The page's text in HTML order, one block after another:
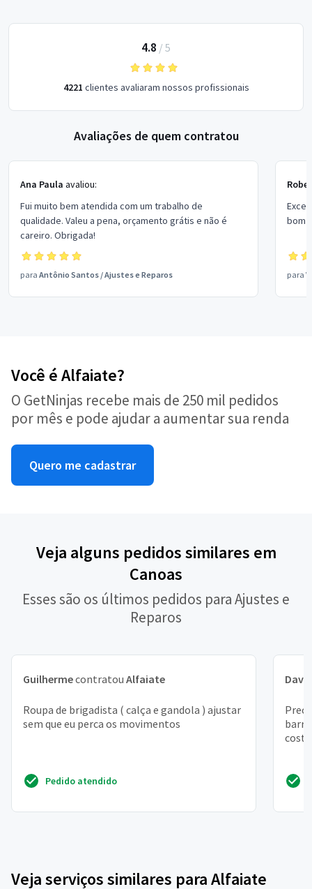
4.8 / 5
4221 clientes avaliaram nossos profissionais
Avaliações de quem contratou
Ana Paula avaliou:
Fui muito bem atendida com um trabalho de
qualidade. Valeu a pena, orçamento grátis e não é
careiro. Obrigada!
para Antônio Santos /Ajustes e Reparos
bom
para
Você é Alfaiate?
O GetNinjas recebe mais de 250 mil pedidos
por mês e pode ajudar a aumentar sua renda
Quero me cadastrar
Veja alguns pedidos similares em
Canoas
Esses são os últimos pedidos para Ajustes e
Reparos
Guilhermecontratou Alfaiate
Roupa de brigadista ( calça e gandola ) ajustar
sem que eu perca os movimentos
Pedido atendido
Davi
Veja serviços similares para Alfaiate